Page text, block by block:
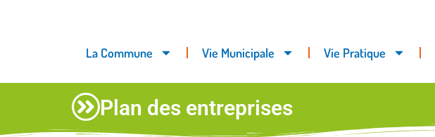
La Commune Vie Municipale Vie Pratique
Plan des entreprises